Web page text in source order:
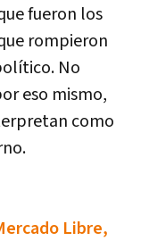
fueron los
rompieron
No
eso mismo,
como
Libre,